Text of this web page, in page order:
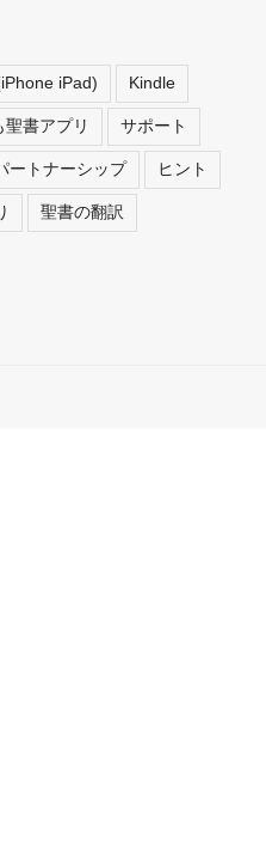
iPad) Kindle
聖書アプリ サポート
ートナーシップ ヒント
聖書の翻訳